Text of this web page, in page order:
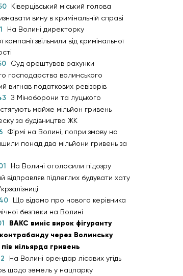
Ківерцівський міський голова
вину в кримінальній справі
На Волині директорку
звільнили від кримінальної
Суд арештував рахунки
господарства волинського
вигнав податкових ревізорів
З Міноборони та луцького
майже мільйон гривень
за будівництво ЖК
Фірмі на Волині, попри змову на
понад два мільйони гривень за
На Волині оголосили підозру
відправляв підлеглих будувати хату
Що відомо про нового керівника
безпеки на Волині
ВАКС виніс вирок фігуранту
через Волинську
мільярда гривень
На Волині орендар лісових угідь
щодо земель у нацпарку